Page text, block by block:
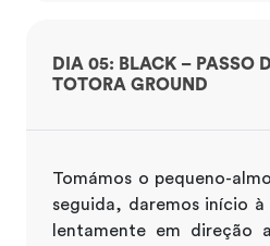
DIA 05: BLACK – PASSO
TOTORA GROUND
Tomámos o pequeno-
seguida, daremos início
lentamente em direção